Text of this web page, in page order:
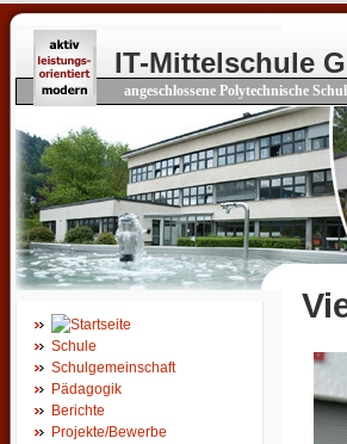
IT-Mittelschule
angeschlossene Polytechnische
Schule
Schulgemeinschaft
Pädagogik
Berichte
Projekte/Bewerbe